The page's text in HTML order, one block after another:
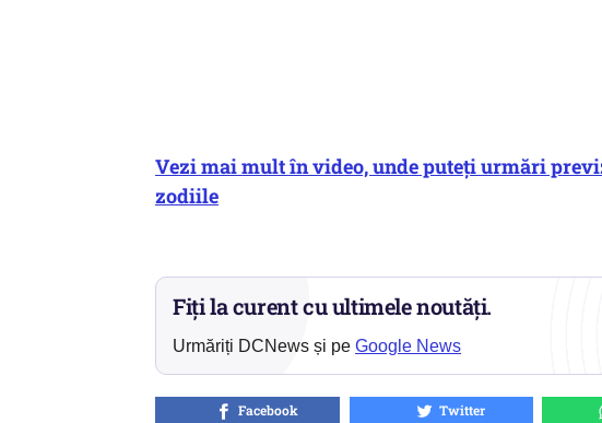
Vezi mai mult în video, unde puteți urmări
zodiile
Fiți la curent cu ultimele noutăți.
Urmăriți DCNews și pe Google News
Facebook Twitter